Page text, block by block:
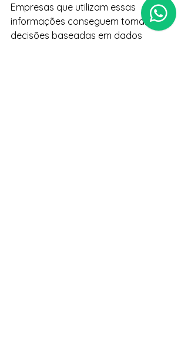
Empresas que utilizam essas
informações conseguem tomar
decisões baseadas em dados